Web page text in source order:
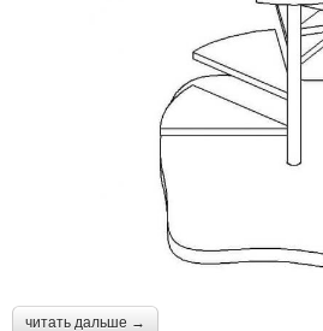
читать дальше →